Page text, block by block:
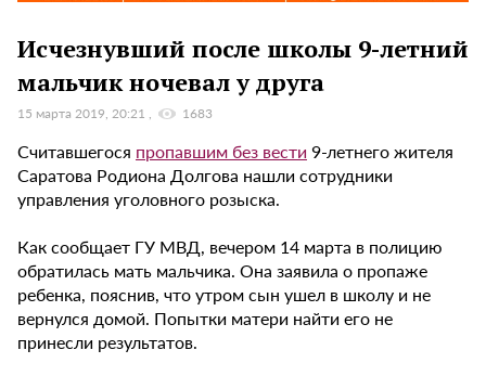
Исчезнувший после школы 9-летний
мальчик ночевал у друга
15 марта 2019, 20:21 1683
Считавшегося пропавшим без вести 9-летнего жителя
Саратова Родиона Долгова нашли сотрудники
управления уголовного розыска.
Как сообщает ГУ МВД, вечером 14 марта в полицию
обратилась мать мальчика. Она заявила о пропаже
ребенка, пояснив, что утром сын ушел в школу и не
вернулся домой. Попытки матери найти его не
принесли результатов.